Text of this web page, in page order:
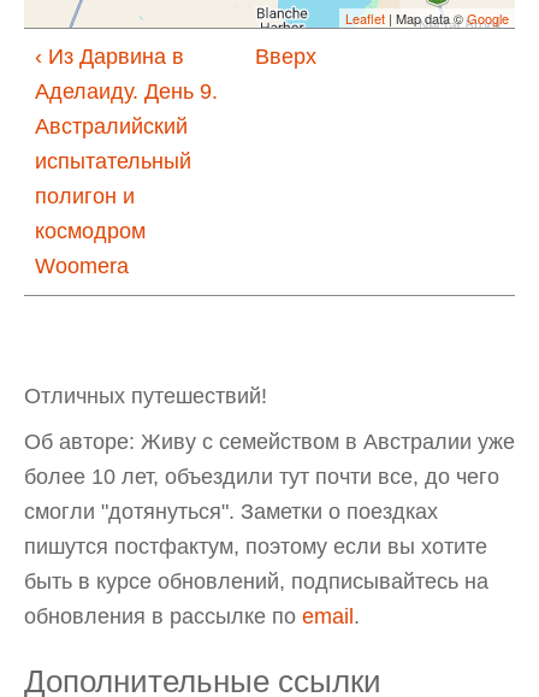
Leaflet | Map data ©Google
‹ Из Дарвина в
Аделаиду. День 9.
Австралийский
испытательный
полигон и
космодром
Woomera
Вверх
Отличных путешествий!
Об авторе: Живу с семейством в Австралии уже
более 10 лет, объездили тут почти все, до чего
смогли "дотянуться". Заметки о поездках
пишутся постфактум, поэтому если вы хотите
быть в курсе обновлений, подписывайтесь на
обновления в рассылке по email.
Дополнительные ссылки